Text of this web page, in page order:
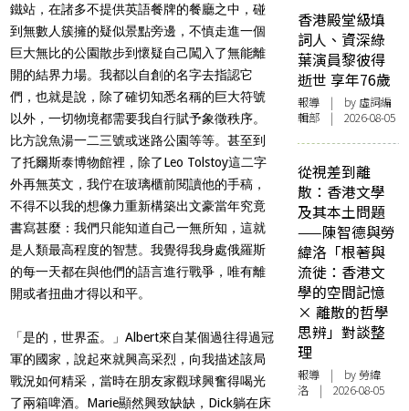
鐵站，在諸多不提供英語餐牌的餐廳之中，碰
到無數人簇擁的疑似景點旁邊，不慎走進一個
巨大無比的公園散步到懷疑自己闖入了無能離
開的結界力場。我都以自創的名字去指認它
們，也就是說，除了確切知悉名稱的巨大符號
以外，一切物境都需要我自行賦予象徵秩序。
比方說魚湯一二三號或迷路公園等等。甚至到
了托爾斯泰博物館裡，除了Leo Tolstoy這二字
外再無英文，我佇在玻璃櫃前閱讀他的手稿，
不得不以我的想像力重新構築出文豪當年究竟
書寫甚麼：我們只能知道自己一無所知，這就
是人類最高程度的智慧。我覺得我身處俄羅斯
的每一天都在與他們的語言進行戰爭，唯有離
開或者扭曲才得以和平。
「是的，世界盃。」Albert來自某個過往得過冠
軍的國家，說起來就興高采烈，向我描述該局
戰況如何精采，當時在朋友家觀球興奮得喝光
了兩箱啤酒。Marie顯然興致缺缺，Dick躺在床
香港殿堂級填
詞人、資深綠
葉演員黎彼得
逝世 享年76歲
報導 | by 虛詞編
輯部 | 2026-08-05
從視差到離
散：香港文學
及其本土問題
——陳智德與勞
緯洛「根著與
流徙：香港文
學的空間記憶
× 離散的哲學
思辨」對談整
理
報導 | by 勞緯
洛 | 2026-08-05